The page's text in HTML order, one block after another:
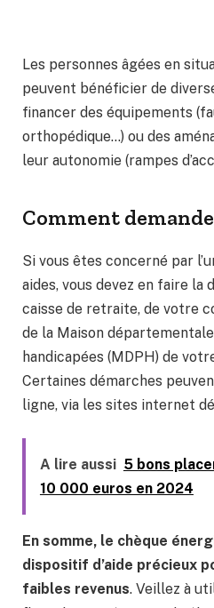
Les personnes âgées en
peuvent bénéficier de
financer des équipements
orthopédique…) ou des
leur autonomie (rampes
Comment
Si vous êtes concerné par
aides, vous devez en faire la
caisse de retraite, de votre
de la Maison
handicapées (MDPH) de
Certaines démarches
ligne, via les sites internet
A lire aussi 5 bons
10 000 euros en 2024
En somme, le chèque
dispositif d’aide précieux
faibles revenus. Veillez à